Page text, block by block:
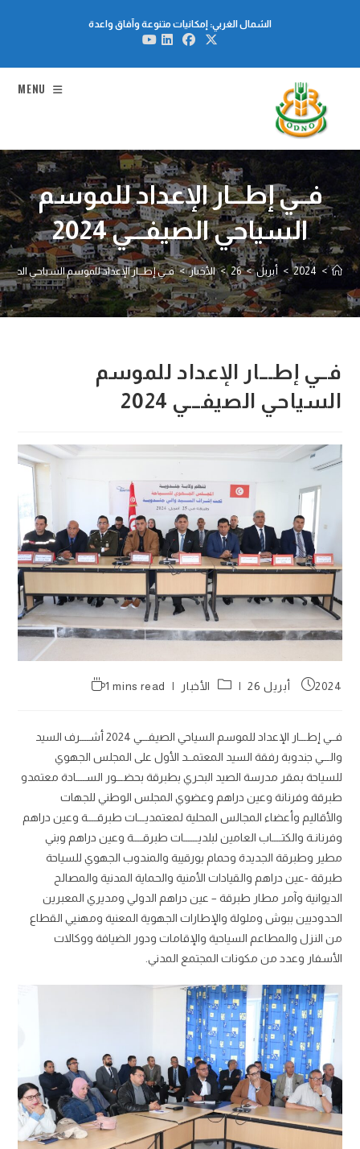
الشمال الغربي: إمكانيات متنوعة وآفاق واعدة
MENU
فــي إطـــار الإعداد للموسم
السياحي الصيفـــي 2024
>
2024
> أبريل >
26
> الأخبار > فــي إطـــار الإعداد للموسم السياحي الصيفـــي
فــي إطـــار الإعداد للموسم
السياحي الصيفـــي 2024
Post
2024 أبريل 26
Postالأخبار
Reading
1 mins read
فــي إطـــار الإعداد للموسم السياحي الصيفـــي 2024 أشــــرف السيد
والـــي جندوبة رفقة السيد المعتمــد الأول على المجلس الجهوي
للسياحة بمقر مدرسة الصيد البحري بطبرقة بحضـــور الســــادة معتمدو
طبرقة وفرنانة وعين دراهم وعضوي المجلس الوطني للجهات
والأقاليم وأعضاء المجالس المحلية لمعتمديـــات طبرقــــة وعين دراهم
وفرنانـة والكتــــاب العامين لبلديــــــات طبرقــــة وعين دراهم وبني
مطير وطبرقة الجديدة وحمام بورقيبة والمندوب الجهوي للسياحة
طبرقة -عين دراهم والقيادات الأمنية والحماية المدنية والمصالح
الديوانية وآمر مطار طبرقة – عين دراهم الدولي ومديري المعبرين
الحدوديين ببوش وملولة والإطارات الجهوية المعنية ومهنيي القطاع
من النزل والمطاعم السياحية والإقامات ودور الضيافة ووكالات
الأسفار وعدد من مكونات المجتمع المدني.